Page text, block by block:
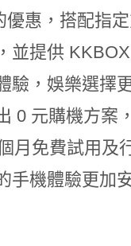
優惠，搭配指
並提供
驗，娛樂選擇
0 元購機方案
月免費試用及
手機體驗更加